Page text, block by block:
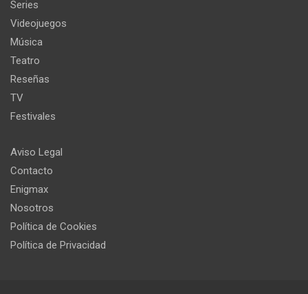
Series
Videojuegos
Música
Teatro
Reseñas
TV
Festivales
Aviso Legal
Contacto
Enigmax
Nosotros
Política de Cookies
Política de Privacidad